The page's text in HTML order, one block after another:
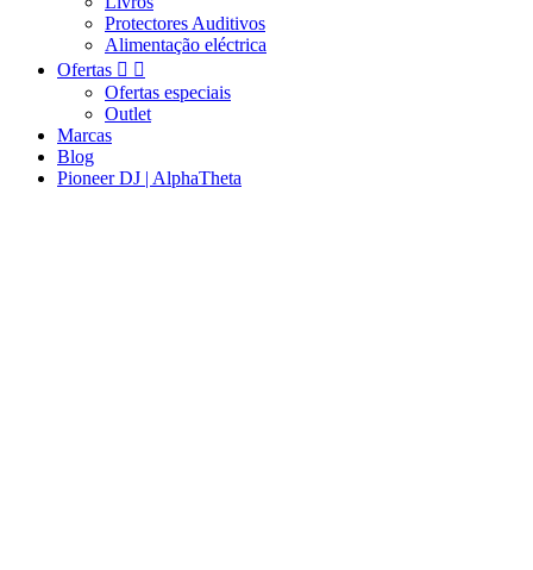
Protectores Auditivos
Alimentação eléctrica
Ofertas  
Ofertas especiais
Outlet
Marcas
Blog
Pioneer DJ | AlphaTheta